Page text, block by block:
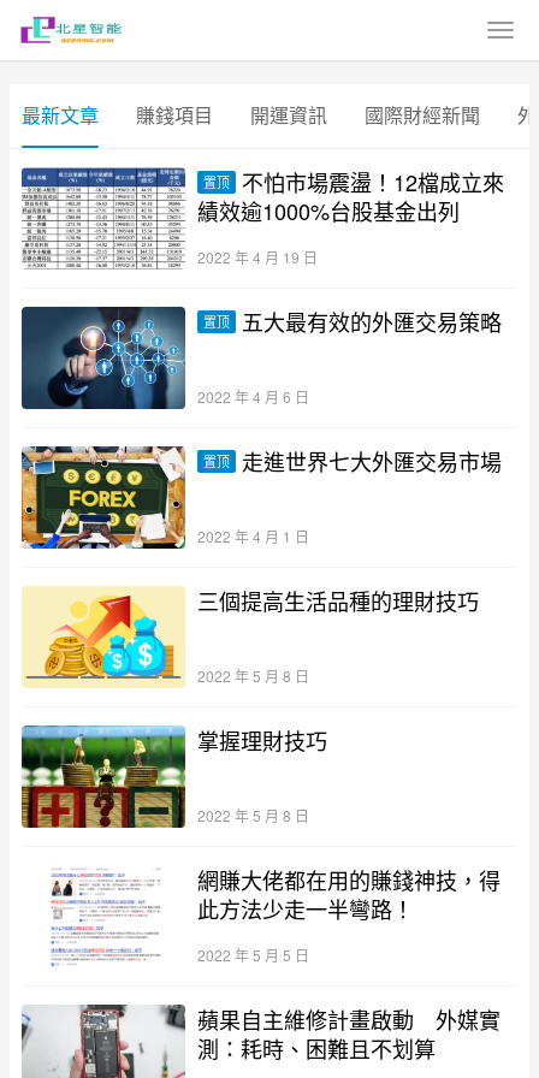
最新文章 賺錢項目 開運資訊 國際財經新聞
置顶 不怕市場震盪！12檔成立來
績效逾1000%台股基金出列
2022 年 4 月 19 日
置顶 五大最有效的外匯交易策略
2022 年 4 月 6 日
置顶 走進世界七大外匯交易市場
2022 年 4 月 1 日
三個提高生活品種的理財技巧
2022 年 5 月 8 日
掌握理財技巧
2022 年 5 月 8 日
網賺大佬都在用的賺錢神技，得
此方法少走一半彎路！
2022 年 5 月 5 日
蘋果自主維修計畫啟動 外媒實
測：耗時、困難且不划算